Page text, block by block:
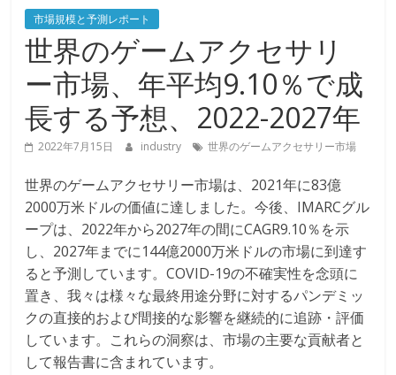
市場規模と予測レポート
世界のゲームアクセサリ
ー市場、年平均9.10％で成
長する予想、2022-2027年
2022年7月15日 industry 世界のゲームアクセサリー市場
世界のゲームアクセサリー市場は、2021年に83億
2000万米ドルの価値に達しました。今後、IMARCグル
ープは、2022年から2027年の間にCAGR9.10％を示
し、2027年までに144億2000万米ドルの市場に到達す
ると予測しています。COVID-19の不確実性を念頭に
置き、我々は様々な最終用途分野に対するパンデミッ
クの直接的および間接的な影響を継続的に追跡・評価
しています。これらの洞察は、市場の主要な貢献者と
して報告書に含まれています。